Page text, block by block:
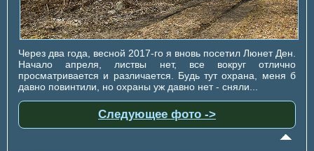
Через два года, весной 2017-го я вновь посетил Люнет Ден.
Начало апреля, листвы нет, все вокруг отлично
просматривается и различается. Будь тут охрана, меня б
давно повинтили, но охраны уж давно нет - сняли...
Следующее фото ->